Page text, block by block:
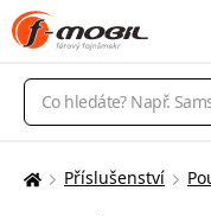
Vyhledávání
Zde
Příslušenství